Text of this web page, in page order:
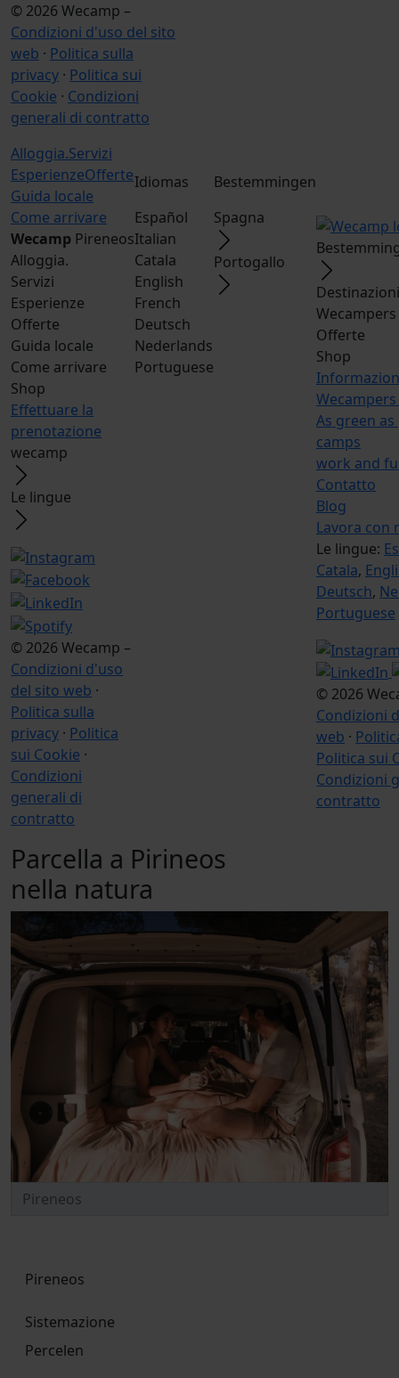
© 2026 Wecamp –
Condizioni d'uso del sito
web · Politica sulla
privacy · Politica sui
Cookie · Condizioni
generali di contratto
Alloggia.Servizi
EsperienzeOfferte
Guida locale
Come arrivare
Wecamp Pireneos
Alloggia.
Servizi
Esperienze
Offerte
Guida locale
Come arrivare
Shop
Effettuare la
prenotazione
wecamp
Le lingue
© 2026 Wecamp –
Condizioni d'uso
del sito web ·
Politica sulla
privacy · Politica
sui Cookie ·
Condizioni
generali di
contratto
Idiomas
Español
Italian
Catala
English
French
Deutsch
Nederlands
Portuguese
Bestemmingen
Spagna
Portogallo
Offerte
Shop
As green
camps
work and
Contatto
Blog
Lavora con
Le lingue:
Catala,
Deutsch,
Portuguese
© 2026
Condizioni
web ·
Politica sui
Condizioni
contratto
Parcella a Pirineos
nella natura
Pireneos
Sistemazione
Percelen